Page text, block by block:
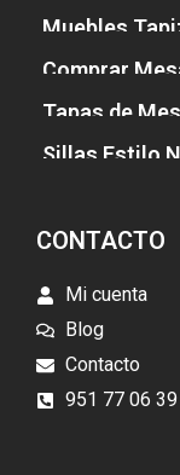
Muebles
Comprar
Tapas de
Sillas Estilo
CONTACTO
Mi cuenta
Blog
Contacto
951 77 06 39